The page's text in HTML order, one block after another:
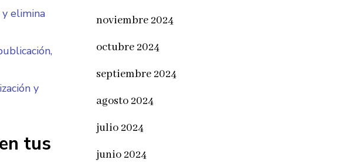
elimina
y
tus
noviembre 2024
octubre 2024
septiembre 2024
agosto 2024
julio 2024
junio 2024